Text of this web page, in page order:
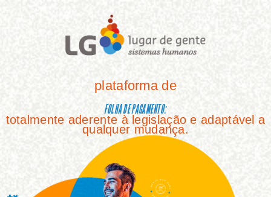
plataforma de
FOLHA DE PAGAMENTO:
totalmente aderente à legislação e adaptável a
qualquer mudança.